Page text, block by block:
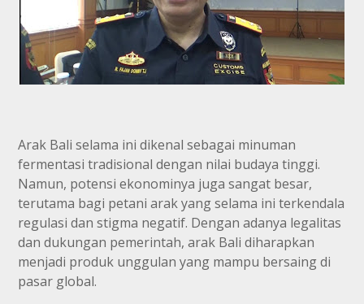
Arak Bali selama ini dikenal sebagai minuman
fermentasi tradisional dengan nilai budaya tinggi.
Namun, potensi ekonominya juga sangat besar,
terutama bagi petani arak yang selama ini terkendala
regulasi dan stigma negatif. Dengan adanya legalitas
dan dukungan pemerintah, arak Bali diharapkan
menjadi produk unggulan yang mampu bersaing di
pasar global.